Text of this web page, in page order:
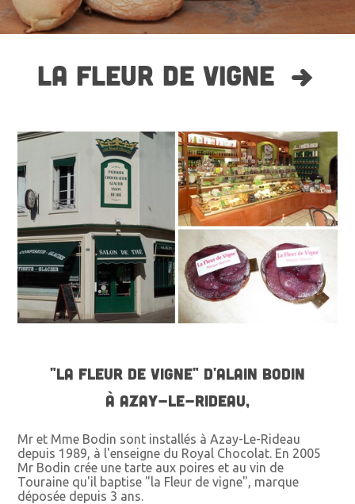
LA FLEUR DE VIGNE
"LA FLEUR DE VIGNE" D'ALAIN BODIN
À AZAY-LE-RIDEAU,
Mr et Mme Bodin sont installés à Azay-Le-Rideau
depuis 1989, à l'enseigne du Royal Chocolat. En 2005
Mr Bodin crée une tarte aux poires et au vin de
Touraine qu'il baptise "la Fleur de vigne", marque
déposée depuis 3 ans.